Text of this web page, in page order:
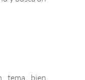
tema bien